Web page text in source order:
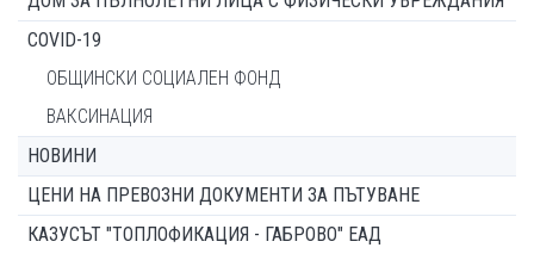
COVID-19
ОБЩИНСКИ СОЦИАЛЕН ФОНД
ВАКСИНАЦИЯ
НОВИНИ
ЦЕНИ НА ПРЕВОЗНИ ДОКУМЕНТИ ЗА ПЪТУВАНЕ
КАЗУСЪТ "ТОПЛОФИКАЦИЯ - ГАБРОВО" ЕАД